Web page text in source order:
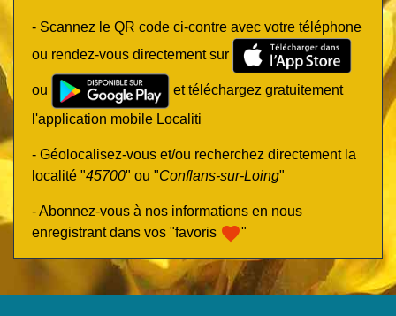
- Scannez le QR code ci-contre avec votre téléphone
ou rendez-vous directement sur
ou
et téléchargez gratuitement
l'application mobile Localiti
- Géolocalisez-vous et/ou recherchez directement la
localité "45700" ou "Conflans-sur-Loing"
- Abonnez-vous à nos informations en nous
enregistrant dans vos "favoris favorite"